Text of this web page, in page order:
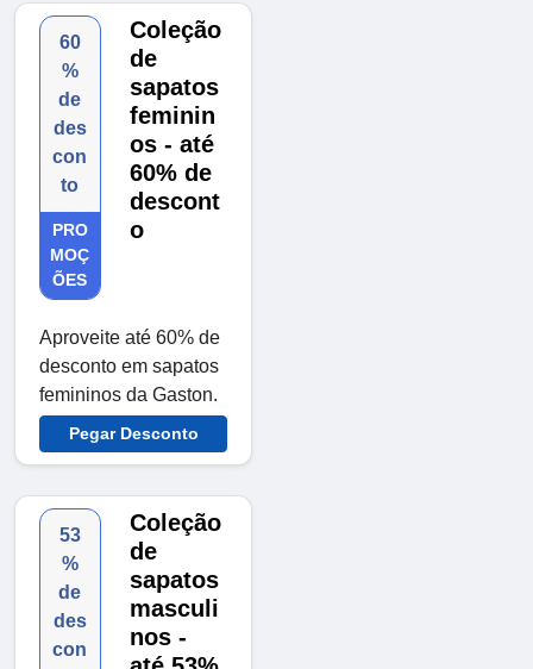
60
%
de
des
con
to
PRO
MOÇ
ÕES
Coleção
de
sapatos
feminin
os - até
60% de
descont
o
Aproveite até 60% de
desconto em sapatos
femininos da Gaston.
Pegar Desconto
53
%
de
des
con
Coleção
de
sapatos
masculi
nos -